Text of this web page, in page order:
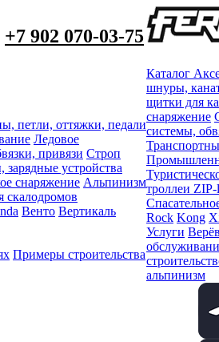
+7 902 070-03-75
петли, оттяжки, педали
Ледовое
привязи Строп
устройства
снаряжение Альпинизм
Венто Вертикаль
Примеры строительства
Каталог
шнуры,
щитки для
снаряжение
системы,
троллеи
Rock Kong
Услуги
альпинизм